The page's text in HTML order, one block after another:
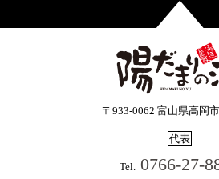
〒933-0062 富山県高岡
代表
Tel. 0766-27-